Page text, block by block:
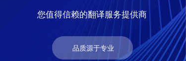
您值得信赖的翻译服务提供商
品质源于专业